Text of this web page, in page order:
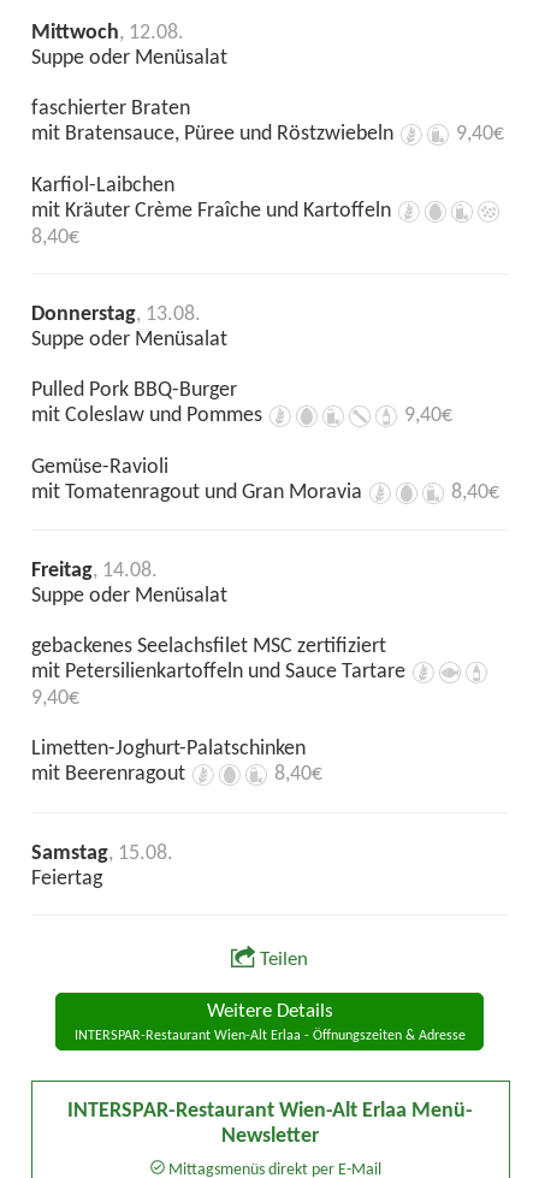
Mittwoch, 12.08.
Suppe oder Menüsalat
faschierter Braten
mit Bratensauce, Püree und Röstzwiebeln
9,40€
Karfiol-Laibchen
mit Kräuter Crème Fraîche und Kartoffeln
8,40€
Donnerstag, 13.08.
Suppe oder Menüsalat
Pulled Pork BBQ-Burger
mit Coleslaw und Pommes
9,40€
Gemüse-Ravioli
mit Tomatenragout und Gran Moravia
8,40€
Freitag, 14.08.
Suppe oder Menüsalat
gebackenes Seelachsfilet MSC zertifiziert
mit Petersilienkartoffeln und Sauce Tartare
9,40€
Limetten-Joghurt-Palatschinken
mit Beerenragout
8,40€
Samstag, 15.08.
Feiertag
Teilen
Weitere Details
INTERSPAR-Restaurant Wien-Alt Erlaa - Öffnungszeiten & Adresse
INTERSPAR-Restaurant Wien-Alt Erlaa Menü-
Newsletter
Mittagsmenüs direkt per E-Mail